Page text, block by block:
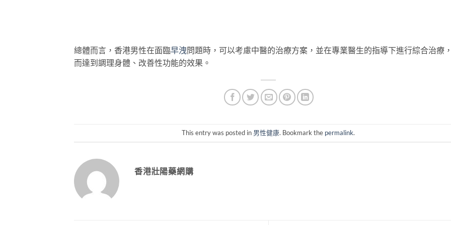
總體而言，香港男性在面臨早洩問題時，可以考慮中醫的治療方案，並在專業醫生的指導下進行綜合治療
而達到調理身體、改善性功能的效果。
This entry was posted in 男性健康. Bookmark the permalink.
香港壯陽藥網購